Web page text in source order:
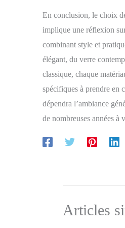
En conclusion, le choix
implique une réflexion
combinant style et
élégant, du verre
classique, chaque
spécifiques à prendre en
dépendra l’ambiance
de nombreuses années à
Articles